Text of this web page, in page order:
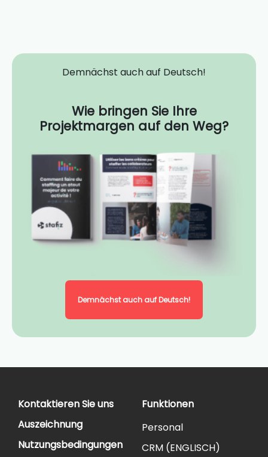
Demnächst auch auf Deutsch!
Wie bringen Sie Ihre
Projektmargen auf den Weg?
Demnächst auch auf Deutsch!
Kontaktieren Sie uns
Auszeichnung
Nutzungsbedingungen
Funktionen
Personal
CRM (ENGLISCH)